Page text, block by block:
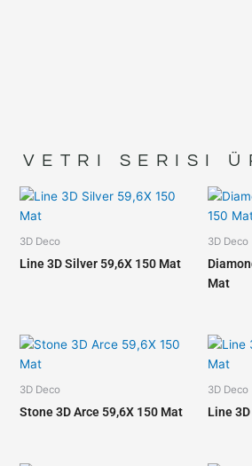
VETRI SERISI
3D Deco
Line 3D Silver 59,6X 150 Mat
3D Deco
Mat
3D Deco
Stone 3D Arce 59,6X 150 Mat
3D Deco
Line